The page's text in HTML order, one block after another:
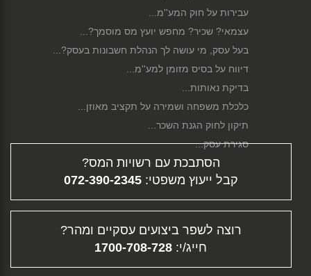
עבירות על חוק המע''מ...
עצמאי? שכיר? מחפש יועץ מס מוסמך?...
בעל עסק, מי עושה לך הנהלת חשבונות בעסק?...
דיווח על בסיס מזומן למע''מ...
בדיקת נאותות...
כלכלת משפחה ושמירה על תקציב מאוזן...
תיקון לחוק הגנת השכר...
סגירת עסק...
פירוק חברה...
גיוס הון...
דיווח מקוון...
פיצויי פיטורין...
הסתבכת עם רשויות המס?
קבל ייעוץ משפטי:072-390-2345
רוצה לשפר ביצועים עסקיים ומהר?
חייג/י: 1700-708-728